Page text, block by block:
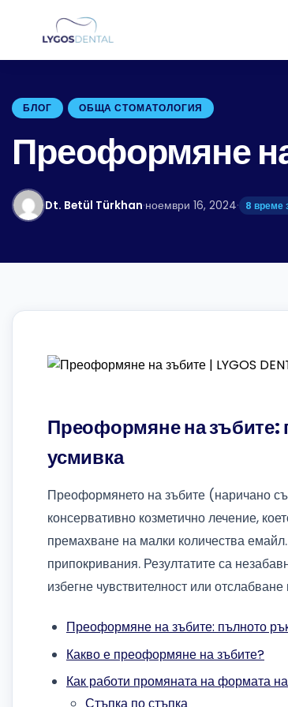
БЛОГ ОБЩА СТОМАТОЛОГИЯ
Преоформяне
Dt. Betül Türkhan·ноември 16, 2024· 8 време
Преоформяне на зъбите:
усмивка
Преоформянето на зъбите (наричано
консервативно козметично лечение,
премахване на малки количества
припокривания. Резултатите са
избегне чувствителност или
Преоформяне на зъбите: пълното
Какво е преоформяне на зъбите?
Как работи промяната на формата